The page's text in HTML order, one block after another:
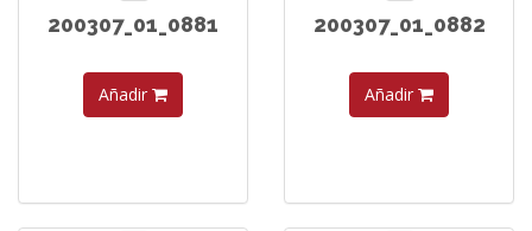
200307_01_0881
Añadir
200307_01_0882
Añadir